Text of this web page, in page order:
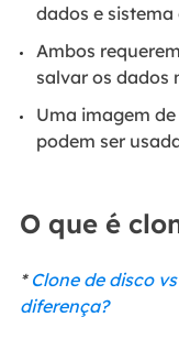
dados e
Ambos
salvar os dados
Uma imagem
podem ser
O que é
* Clone de disco
diferença?